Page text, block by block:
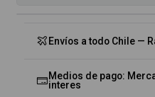
Envíos a todo Chile —
Medios de pago:
interes